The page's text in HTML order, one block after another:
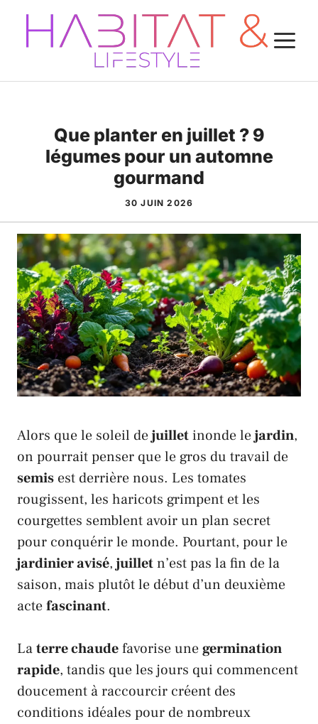
Aller
contenu
Que planter en juillet ? 9
légumes pour un automne
gourmand
30 JUIN 2026
Alors que le soleil dejuilletinonde lejardin,
on pourrait penser que le gros du travail de
semis est derrière nous. Les tomates
rougissent, les haricots grimpent et les
courgettes semblent avoir un plan secret
pour conquérir le monde. Pourtant, pour le
jardinier avisé, juilletn’est pas la fin de la
saison, mais plutôt le début d’un deuxième
actefascinant.
Laterre chaudefavorise unegermination
rapide, tandis que les jours qui commencent
doucement à raccourcir créent des
conditions idéales pour de nombreux